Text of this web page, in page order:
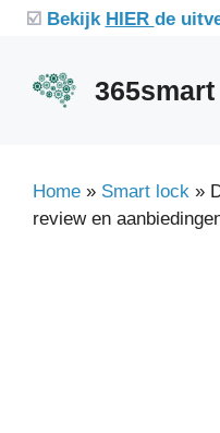
inhoud
☑️ Bekijk HIER de
365smart
Home » Smart lock »
review en